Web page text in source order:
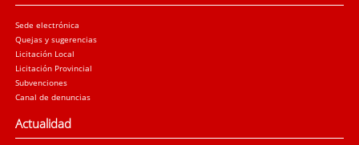
Sede electrónica
Quejas y sugerencias
Licitación Local
Licitación Provincial
Subvenciones
Canal de denuncias
Actualidad